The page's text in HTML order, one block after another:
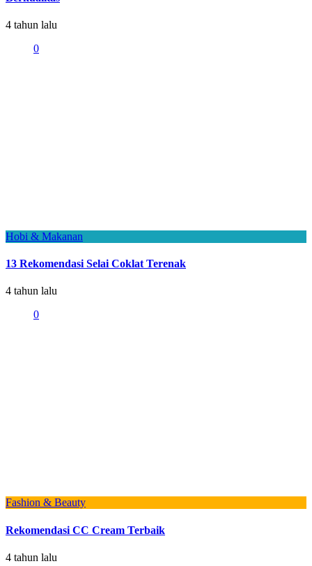
4 tahun lalu
0
Hobi & Makanan
13 Rekomendasi Selai Coklat Terenak
4 tahun lalu
0
Fashion & Beauty
Rekomendasi CC Cream Terbaik
4 tahun lalu